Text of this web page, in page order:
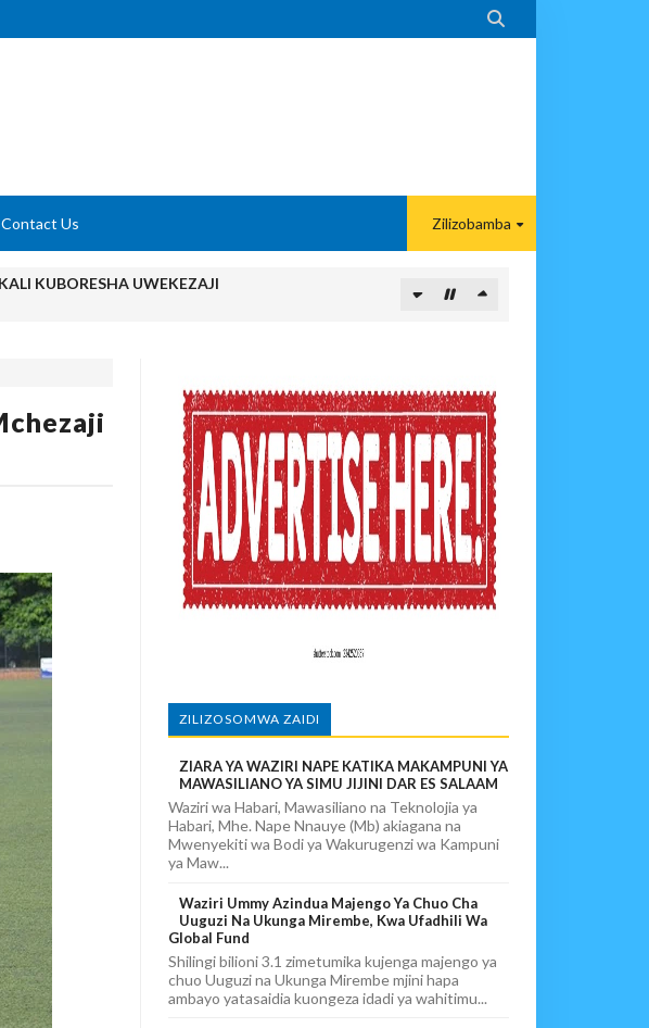

Contact Us Zilizobamba
KUBORESHA UWEKEZAJI
USALAMA NA AFYA KAZINI
YA NANENANE
MUDA WAO
WAZIRI LONDO NANE NANE
YA MAZAO
ZILIZOSOMWA ZAIDI
ZIARA YA WAZIRI NAPE KATIKA MAKAMPUNI YA
MAWASILIANO YA SIMU JIJINI DAR ES SALAAM
Waziri wa Habari, Mawasiliano na Teknolojia ya
Habari, Mhe. Nape Nnauye (Mb) akiagana na
Mwenyekiti wa Bodi ya Wakurugenzi wa Kampuni
ya Maw...
Waziri Ummy Azindua Majengo Ya Chuo Cha
Uuguzi Na Ukunga Mirembe, Kwa Ufadhili Wa
Global Fund
Shilingi bilioni 3.1 zimetumika kujenga majengo ya
chuo Uuguzi na Ukunga Mirembe mjini hapa
ambayo yatasaidia kuongeza idadi ya wahitimu...